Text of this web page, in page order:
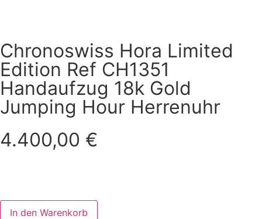
Chronoswiss Hora Limited
Edition Ref CH1351
Handaufzug 18k Gold
Jumping Hour Herrenuhr
4.400,00 €
In den Warenkorb